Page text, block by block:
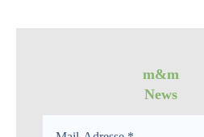
m&m
News